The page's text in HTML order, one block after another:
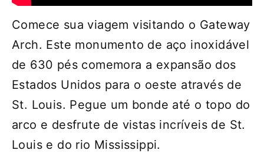
Comece sua viagem visitando o Gateway
Arch. Este monumento de aço inoxidável
de 630 pés comemora a expansão dos
Estados Unidos para o oeste através de
St. Louis. Pegue um bonde até o topo do
arco e desfrute de vistas incríveis de St.
Louis e do rio Mississippi.